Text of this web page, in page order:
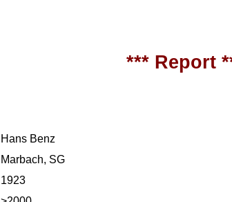
*** Report
Hans Benz
Marbach, SG
1923